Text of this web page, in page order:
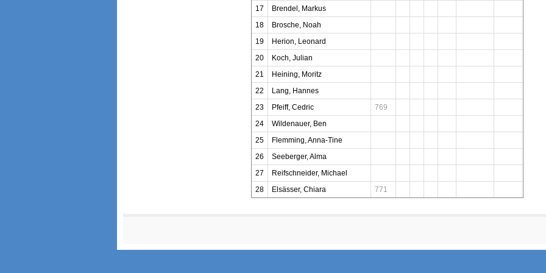
17
Brendel, Markus
18
Brosche, Noah
19
Herion, Leonard
20
Koch, Julian
21
Heining, Moritz
22
Lang, Hannes
23
Pfeiff, Cedric
769
24
Wildenauer, Ben
25
Flemming, Anna-Tine
26
Seeberger, Alma
27
Reifschneider, Michael
28
Elsässer, Chiara 771